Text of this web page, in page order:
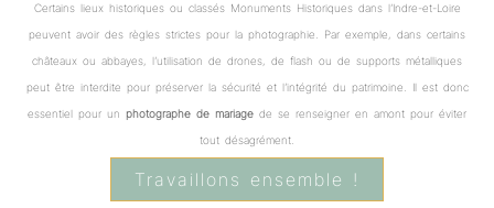
Certains lieux historiques ou classés Monuments Historiques dans l’Indre-et-Loire
peuvent avoir des règles strictes pour la photographie. Par exemple, dans certains
châteaux ou abbayes, l’utilisation de drones, de flash ou de supports métalliques
peut être interdite pour préserver la sécurité et l’intégrité du patrimoine. Il est donc
essentiel pour un photographe de mariage de se renseigner en amont pour éviter
tout désagrément.
Travaillons ensemble !